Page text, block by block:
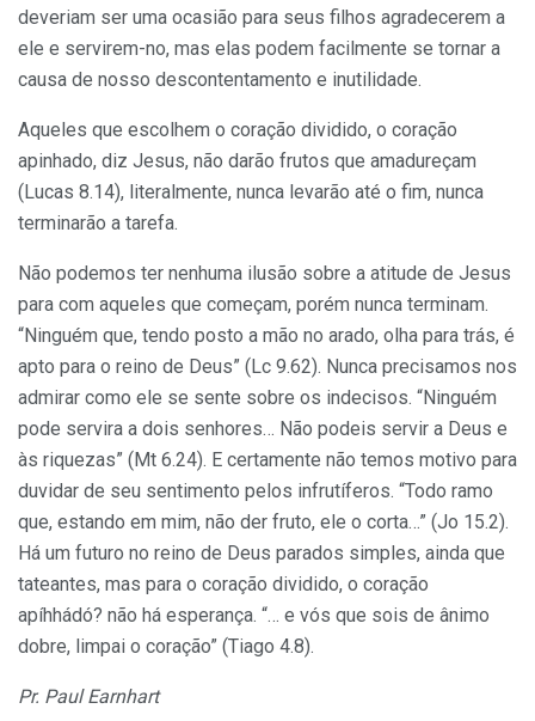
deveriam ser uma ocasião para seus filhos agradecerem a
ele e servirem-no, mas elas podem facilmente se tornar a
causa de nosso descontentamento e inutilidade.
Aqueles que escolhem o coração dividido, o coração
apinhado, diz Jesus, não darão frutos que amadureçam
(Lucas 8.14), literalmente, nunca levarão até o fim, nunca
terminarão a tarefa.
Não podemos ter nenhuma ilusão sobre a atitude de Jesus
para com aqueles que começam, porém nunca terminam.
“Ninguém que, tendo posto a mão no arado, olha para trás, é
apto para o reino de Deus” (Lc 9.62). Nunca precisamos nos
admirar como ele se sente sobre os indecisos. “Ninguém
pode servira a dois senhores… Não podeis servir a Deus e
às riquezas” (Mt 6.24). E certamente não temos motivo para
duvidar de seu sentimento pelos infrutíferos. “Todo ramo
que, estando em mim, não der fruto, ele o corta…” (Jo 15.2).
Há um futuro no reino de Deus parados simples, ainda que
tateantes, mas para o coração dividido, o coração
apíhhádó? não há esperança. “… e vós que sois de ânimo
dobre, limpai o coração” (Tiago 4.8).
Pr. Paul Earnhart